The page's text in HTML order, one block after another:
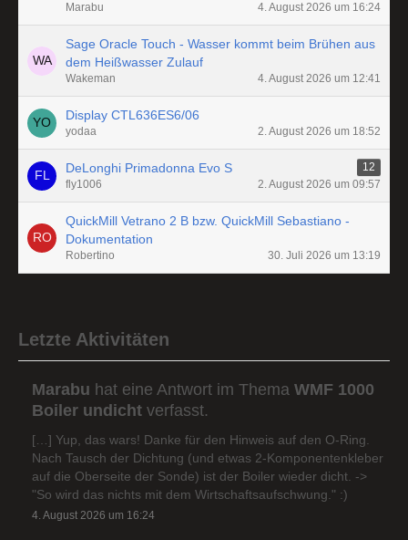
Marabu
4. August 2026 um 16:24
Sage Oracle Touch - Wasser kommt beim Brühen aus
dem Heißwasser Zulauf
Wakeman 4. August 2026 um 12:41
Display CTL636ES6/06
yodaa 2. August 2026 um 18:52
DeLonghi Primadonna Evo S
12
fly1006
2. August 2026 um 09:57
QuickMill Vetrano 2 B bzw. QuickMill Sebastiano -
Dokumentation
Robertino 30. Juli 2026 um 13:19
Letzte Aktivitäten
Marabu hat eine Antwort im Thema WMF 1000
Boiler undicht verfasst.
[…] Yup, das wars! Danke für den Hinweis auf den O-Ring.
Nach Tausch der Dichtung (und etwas 2-Komponentenkleber
auf die Oberseite der Sonde) ist der Boiler wieder dicht. ->
"So wird das nichts mit dem Wirtschaftsaufschwung." :)
4. August 2026 um 16:24